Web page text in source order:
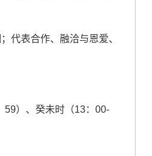
代表合作、融洽与恩爱、
59）、癸未时（13：00-